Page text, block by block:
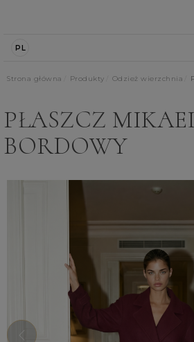
PL
Strona główna Produkty Odzież wierzchnia
PŁASZCZ
BORDOWY